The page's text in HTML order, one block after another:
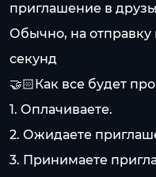
приглашение в
Обычно, на отправку
секунд
🤝🏻Как все будет
1. Оплачиваете.
2. Ожидаете
3. Принимаете